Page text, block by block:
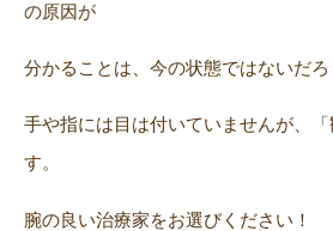
の原因が
分かることは、今の状態ではないだろ
手や指には目は付いていませんが、
す。
腕の良い治療家をお選びください！